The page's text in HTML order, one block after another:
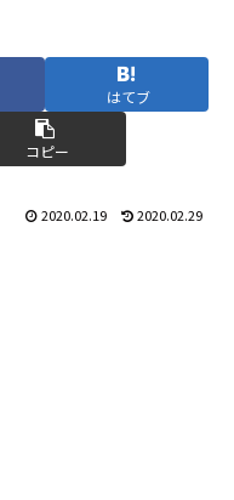
はてブ
コピー
2020.02.19 2020.02.29